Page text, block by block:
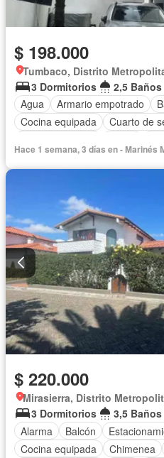
$ 198.000
Tumbaco, Distrito
3 Dormitorios
2,5 Baños
Agua
Armario empotrado
Cocina equipada
Cuarto de
Sin amoblar
Hace 1 semana, 3 días en - Marinés
$ 220.000
Mirasierra, Distrito
3 Dormitorios
3,5 Baños
Alarma
Balcón
Cocina equipada
Chimenea